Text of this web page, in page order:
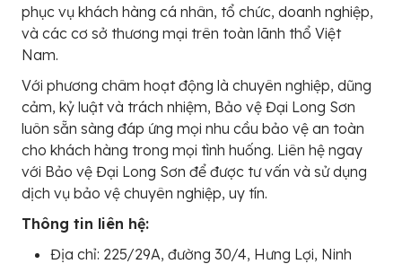
phục vụ khách hàng cá nhân, tổ chức, doanh nghiệp,
và các cơ sở thương mại trên toàn lãnh thổ Việt
Nam.
Với phương châm hoạt động là chuyên nghiệp, dũng
cảm, kỷ luật và trách nhiệm, Bảo vệ Đại Long Sơn
luôn sẵn sàng đáp ứng mọi nhu cầu bảo vệ an toàn
cho khách hàng trong mọi tình huống. Liên hệ ngay
với Bảo vệ Đại Long Sơn để được tư vấn và sử dụng
dịch vụ bảo vệ chuyên nghiệp, uy tín.
Thông tin liên hệ:
Địa chỉ: 225/29A, đường 30/4, Hưng Lợi, Ninh